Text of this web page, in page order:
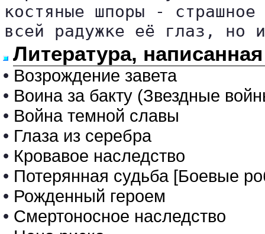
костяные шпоры -
всей радужке её глаз, но
Литература,
• Возрождение завета
• Воина за бакту (Звездные
• Война темной славы
• Глаза из серебра
• Кровавое наследство
• Потерянная судьба [Боевые
• Рожденный героем
• Смертоносное наследство